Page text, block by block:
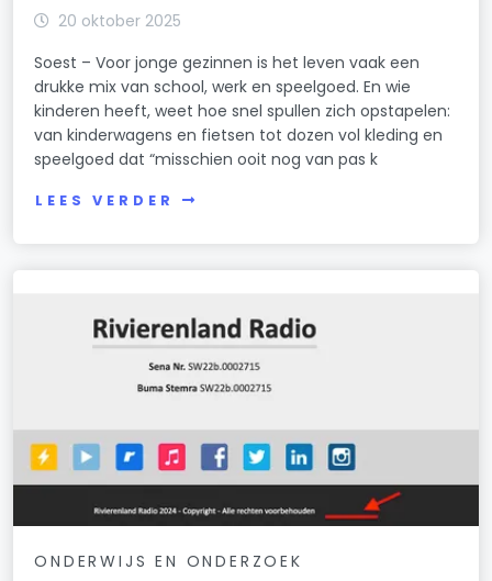
20 oktober 2025
Soest – Voor jonge gezinnen is het leven vaak een
drukke mix van school, werk en speelgoed. En wie
kinderen heeft, weet hoe snel spullen zich opstapelen:
van kinderwagens en fietsen tot dozen vol kleding en
speelgoed dat “misschien ooit nog van pas k
LEES VERDER
ONDERWIJS EN ONDERZOEK